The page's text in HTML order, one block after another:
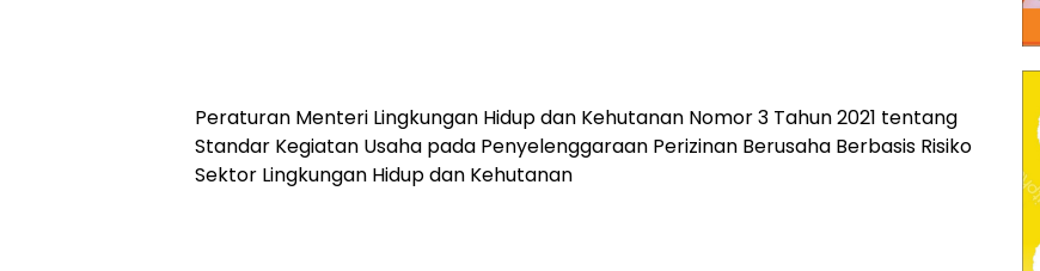
Peraturan Menteri Lingkungan Hidup dan Kehutanan Nomor 3 Tahun 2021 tentang
Standar Kegiatan Usaha pada Penyelenggaraan Perizinan Berusaha Berbasis Risiko
Sektor Lingkungan Hidup dan Kehutanan